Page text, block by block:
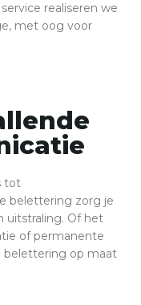
realiseren we
met oog voor
tot
belettering zorg je
uitstraling. Of het
of permanente
belettering op maat